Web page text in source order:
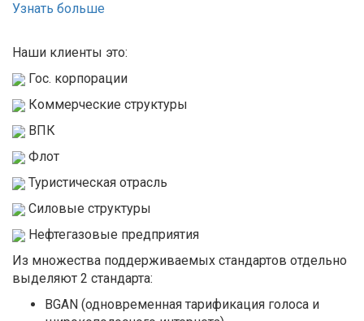
Узнать больше
Наши клиенты это:
Гос. корпорации
Коммерческие структуры
ВПК
Флот
Туристическая отрасль
Силовые структуры
Нефтегазовые предприятия
Из множества поддерживаемых стандартов отдельно
выделяют 2 стандарта:
BGAN (одновременная тарификация голоса и